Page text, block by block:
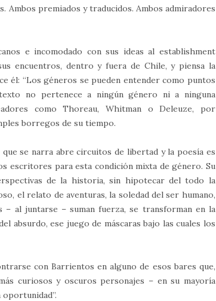
premiados y traducidos. Ambos admiradores
e incomodado con sus ideas al establishment
encuentros, dentro y fuera de Chile, y piensa la
él: “Los géneros se pueden entender como puntos
no pertenece a ningún género ni a ninguna
como Thoreau, Whitman o Deleuze, por
borregos de su tiempo.
se narra abre circuitos de libertad y la poesía es
escritores para esta condición mixta de género. Su
de la historia, sin hipotecar del todo la
el relato de aventuras, la soledad del ser humano,
al juntarse – suman fuerza, se transforman en la
absurdo, ese juego de máscaras bajo las cuales los
con Barrientos en alguno de esos bares que,
curiosos y oscuros personajes – en su mayoría